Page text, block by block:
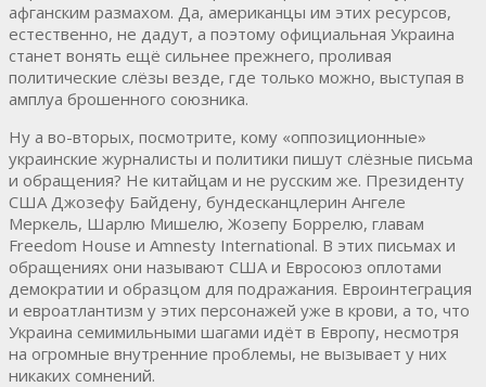
афганским размахом. Да, американцы им этих ресурсов,
естественно, не дадут, а поэтому официальная Украина
станет вонять ещё сильнее прежнего, проливая
политические слёзы везде, где только можно, выступая в
амплуа брошенного союзника.
Ну а во-вторых, посмотрите, кому «оппозиционные»
украинские журналисты и политики пишут слёзные письма
и обращения? Не китайцам и не русским же. Президенту
США Джозефу Байдену, бундесканцлерин Ангеле
Меркель, Шарлю Мишелю, Жозепу Боррелю, главам
Freedom House и Amnesty International. В этих письмах и
обращениях они называют США и Евросоюз оплотами
демократии и образцом для подражания. Евроинтеграция
и евроатлантизм у этих персонажей уже в крови, а то, что
Украина семимильными шагами идёт в Европу, несмотря
на огромные внутренние проблемы, не вызывает у них
никаких сомнений.